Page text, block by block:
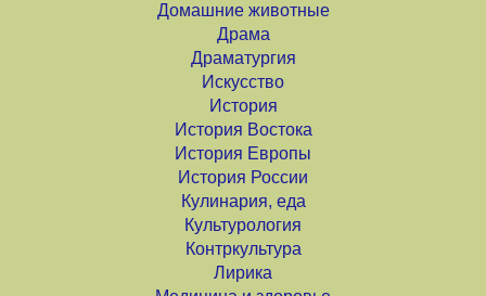
Домашние животные
Драма
Драматургия
Искусство
История
История Востока
История Европы
История России
Кулинария, еда
Культурология
Контркультура
Лирика